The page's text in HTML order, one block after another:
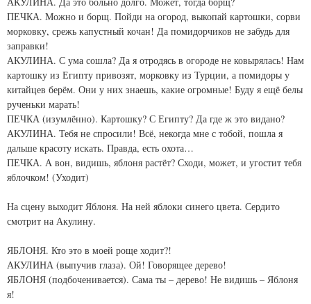
ПЕЧКА. Можно и борщ. Пойди на огород, выкопай картошки, сорви
морковку, срежь капустный кочан! Да помидорчиков не забудь для
заправки!
АКУЛИНА. С ума сошла? Да я отродясь в огороде не ковырялась! Нам
картошку из Египту привозят, морковку из Турции, а помидоры у
китайцев берём. Они у них знаешь, какие огромные! Буду я ещё белы
рученьки марать!
ПЕЧКА (изумлённо). Картошку? С Египту? Да где ж это видано?
АКУЛИНА. Тебя не спросили! Всё, некогда мне с тобой, пошла я
дальше красоту искать. Правда, есть охота…
ПЕЧКА. А вон, видишь, яблоня растёт? Сходи, может, и угостит тебя
яблочком! (Уходит)
На сцену выходит Яблоня. На ней яблоки синего цвета. Сердито
смотрит на Акулину.
ЯБЛОНЯ. Кто это в моей роще ходит?!
АКУЛИНА (выпучив глаза). Ой! Говорящее дерево!
ЯБЛОНЯ (подбоченивается). Сама ты – дерево! Не видишь – Яблоня
я!